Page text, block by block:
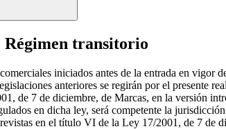
transitorio
iniciados antes de la entrada en
anteriores se regirán por el presente
de 7 de diciembre, de Marcas, en la versión
en dicha ley, será competente la
en el título VI de la Ley 17/2001, de 7 de